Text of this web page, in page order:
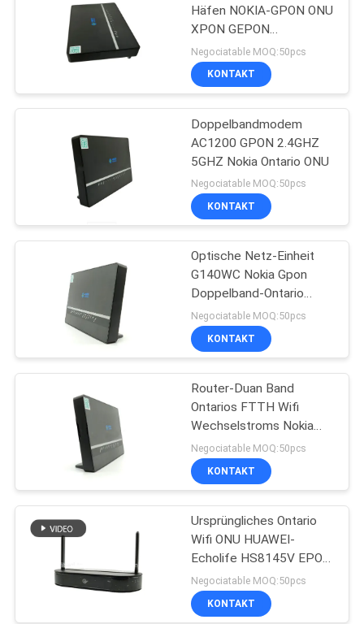
NOKIA GPON ONU
Faser-
Optikanschlusskasten
Faser-Optikteiler
schnelles
21
Häfen NOKIA-GPON ONU
XPON GEPON
kompatibel mit allen
Negociatable MOQ:50pcs
KONTAKT
Doppelbandmodem
AC1200 GPON 2.4GHZ
5GHZ Nokia Ontario ONU
Negociatable MOQ:50pcs
KONTAKT
Optische Netz-Einheit
G140WC Nokia Gpon
Doppelband-Ontario
Nanya
NT5CC256M16GP DI
RAM
Negociatable MOQ:50pcs
KONTAKT
Router-Duan Band
Ontarios FTTH Wifi
Wechselstroms Nokia
GPON Router-optischer
Netz-Anschluss
Negociatable MOQ:50pcs
KONTAKT
Ursprüngliches Ontario
Wifi ONU HUAWEI-
Echolife HS8145V EPON
GPON XPON CATV
Negociatable MOQ:50pcs
KONTAKT